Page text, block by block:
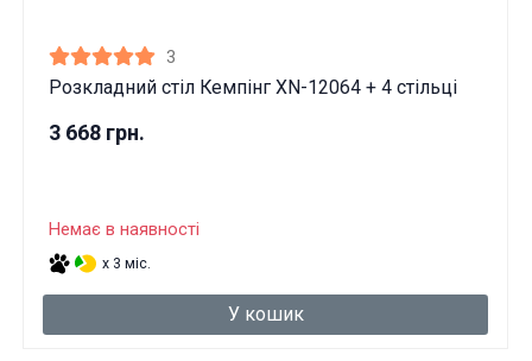
3
Розкладний стіл Кемпінг XN-12064 + 4 стільці
3 668 грн.
Немає в наявності
x 3 міс.
У кошик